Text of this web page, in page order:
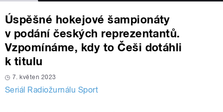
Úspěšné hokejové šampionáty
v podání českých reprezentantů.
Vzpomínáme, kdy to Češi dotáhli
k titulu
7. květen 2023
Seriál Radiožurnálu Sport